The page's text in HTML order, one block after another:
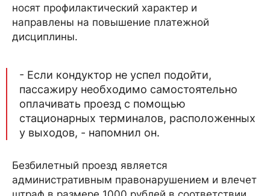
носят профилактический характер и
направлены на повышение платежной
дисциплины.
- Если кондуктор не успел подойти,
пассажиру необходимо самостоятельно
оплачивать проезд с помощью
стационарных терминалов, расположенных
у выходов, - напомнил он.
Безбилетный проезд является
административным правонарушением и влечет